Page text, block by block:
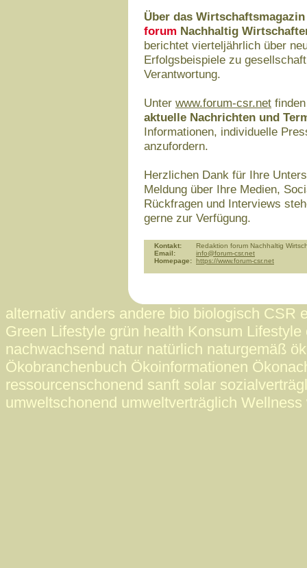
Über das
forum Nachhaltig
berichtet vierteljährlich über
Erfolgsbeispiele zu
Verantwortung.
Unter www.forum-csr.net
aktuelle Nachrichten und
Informationen, individuelle
anzufordern.
Herzlichen Dank für Ihre
Meldung über Ihre Medien,
Rückfragen und Interviews
gerne zur Verfügung.
Kontakt:
Redaktion forum Nachhaltig
Email:
info@forum-csr.net
Homepage: https://www.forum-csr.net
alternativ anders andere bio biologisch CSR
Green Lifestyle grün health Konsum
nachwachsend natur natürlich naturgemäß
Ökobranchenbuch Ökoinformationen
ressourcenschonend sanft solar
umweltschonend umweltverträglich